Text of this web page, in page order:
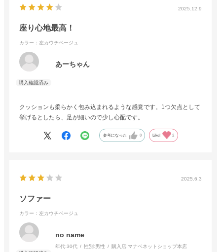
2025.12.9
座り心地最高！
カラー：左カウチベージュ
あーちゃん
クッションも柔らかく包み込まれるような感覚です。1つ欠点として
挙げるとしたら、足が細いので少し心配です。
参考になった 0 Like! 2
2025.6.3
ソファー
カラー：左カウチベージュ
no name
年代:30代 性別:男性 購入店:マナベネットショップ本店